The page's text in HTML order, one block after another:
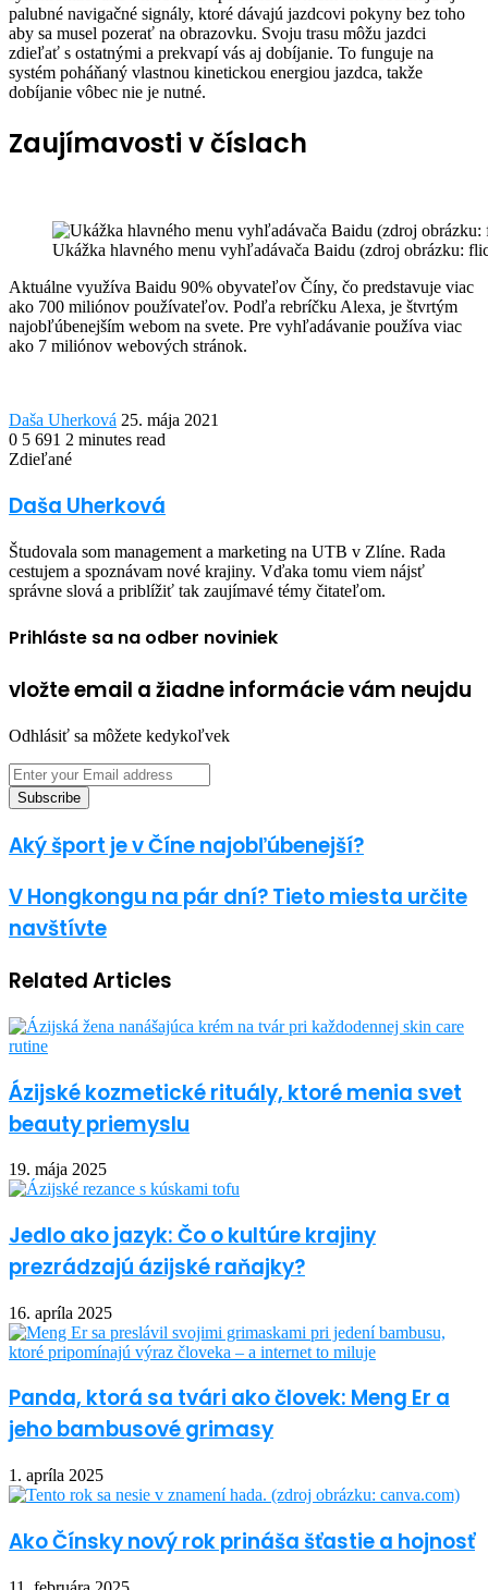
palubné navigačné signály, ktoré dávajú jazdcovi pokyny bez toho
aby sa musel pozerať na obrazovku. Svoju trasu môžu jazdci
zdieľať s ostatnými a prekvapí vás aj dobíjanie. To funguje na
systém poháňaný vlastnou kinetickou energiou jazdca, takže
dobíjanie vôbec nie je nutné.
Zaujímavosti v číslach
Ukážka hlavného menu vyhľadávača Baidu (zdroj obrázku:
Aktuálne využíva Baidu 90% obyvateľov Číny, čo predstavuje viac
ako 700 miliónov používateľov. Podľa rebríčku Alexa, je štvrtým
najobľúbenejším webom na svete. Pre vyhľadávanie používa viac
ako 7 miliónov webových stránok.
Daša Uherková Send
an
25. mája 2021
0 5 691 2 minutes read
Facebook
Twitter
LinkedIn
Share
Email
Print
Zdieľané
via
Email
Daša Uherková
Študovala som management a marketing na UTB v Zlíne. Rada
cestujem a spoznávam nové krajiny. Vďaka tomu viem nájsť
správne slová a priblížiť tak zaujímavé témy čitateľom.
Prihláste sa na odber noviniek
vložte email a žiadne informácie vám neujdu
Odhlásiť sa môžete kedykoľvek
Enter
your
Email
Aký šport je v Číne najobľúbenejší?
V Hongkongu na pár dní? Tieto miesta určite
navštívte
Related Articles
Ázijské kozmetické rituály, ktoré menia svet
beauty priemyslu
19. mája 2025
Jedlo ako jazyk: Čo o kultúre krajiny
prezrádzajú ázijské raňajky?
16. apríla 2025
Panda, ktorá sa tvári ako človek: Meng Er a
jeho bambusové grimasy
1. apríla 2025
Ako Čínsky nový rok prináša šťastie a hojnosť